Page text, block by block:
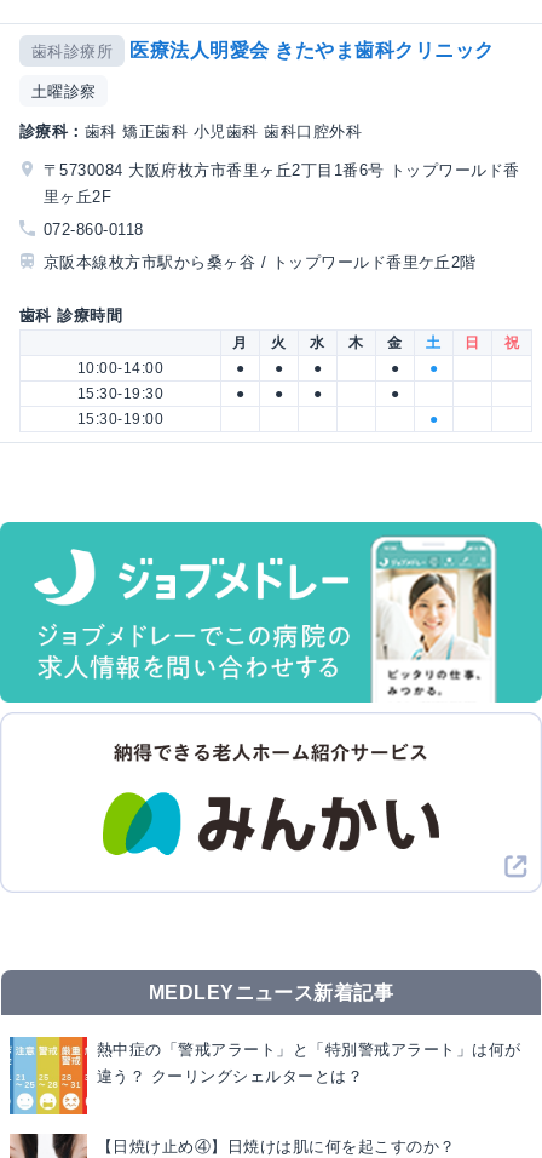
歯科診療所 医療法人明愛会 きたやま歯科クリニック
土曜診察
診療科： 歯科 矯正歯科 小児歯科 歯科口腔外科
〒5730084 大阪府枚方市香里ヶ丘2丁目1番6号 トップワールド香
里ヶ丘2F
072-860-0118
京阪本線枚方市駅から桑ヶ谷 / トップワールド香里ケ丘2階
歯科 診療時間
月 火 水 木 金 土 日
祝
10:00-14:00
● ● ● ●
●
15:30-19:30
● ● ●
●
15:30-19:00
●
MEDLEYニュース新着記事
熱中症の「警戒アラート」と「特別警戒アラート」は何が
違う？ クーリングシェルターとは？
【日焼け止め④】日焼けは肌に何を起こすのか？